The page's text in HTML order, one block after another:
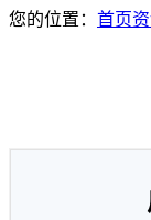
您的位置： 首页